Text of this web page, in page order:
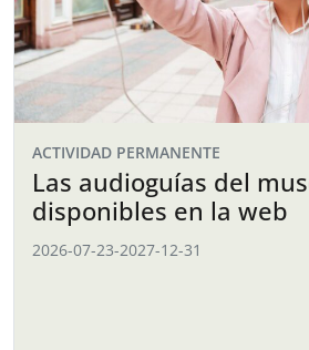
ACTIVIDAD PERMANENTE
Las audioguías del
disponibles en la web
2026-07-23-2027-12-31